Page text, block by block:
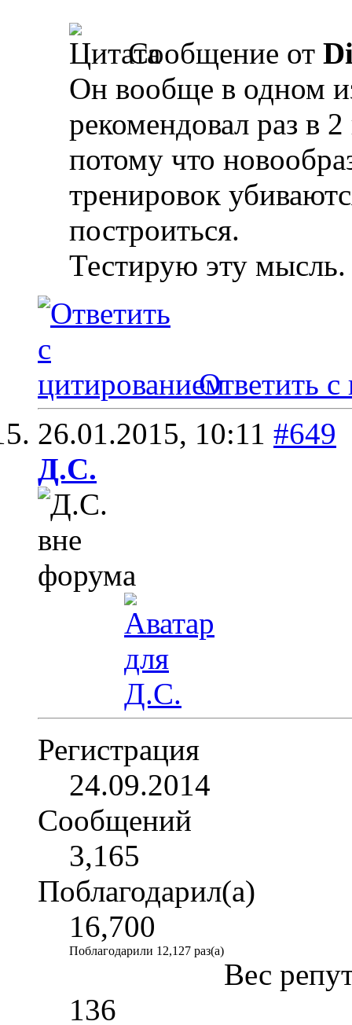
Сообщение от
Он вообще в одном
рекомендовал раз в
потому что
тренировок
построиться.
Тестирую эту
Ответить с
26.01.2015, 10:11 #649
Д.С.
Регистрация
24.09.2014
Сообщений
3,165
Поблагодарил(а)
16,700
Поблагодарили 12,127 раз(а)
Вес
136